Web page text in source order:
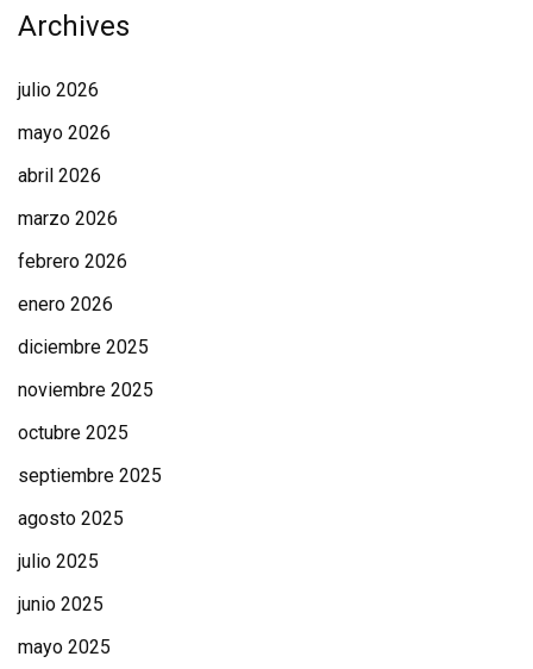
Archives
julio 2026
mayo 2026
abril 2026
marzo 2026
febrero 2026
enero 2026
diciembre 2025
noviembre 2025
octubre 2025
septiembre 2025
agosto 2025
julio 2025
junio 2025
mayo 2025